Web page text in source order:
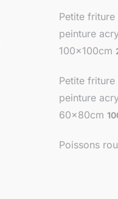
Petite
peinture
100x100cm
Petite
peinture
60x80cm
Poissons